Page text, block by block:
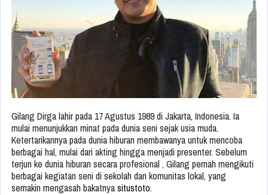
Gilang Dirga lahir pada 17 Agustus 1989 di Jakarta, Indonesia. Ia
mulai menunjukkan minat pada dunia seni sejak usia muda.
Ketertarikannya pada dunia hiburan membawanya untuk mencoba
berbagai hal, mulai dari akting hingga menjadi presenter. Sebelum
terjun ke dunia hiburan secara profesional , Gilang pernah mengikuti
berbagai kegiatan seni di sekolah dan komunitas lokal, yang
semakin mengasah bakatnyasitustoto.